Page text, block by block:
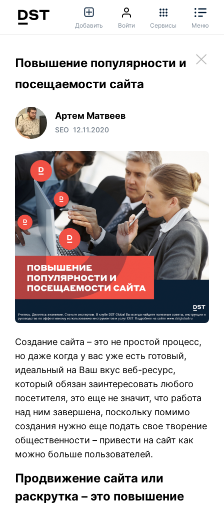
Добавить Войти Сервисы Меню
Повышение популярности и
посещаемости сайта
Артем Матвеев
SEO 12.11.2020
Создание сайта – это не простой процесс,
но даже когда у вас уже есть готовый,
идеальный на Ваш вкус веб-ресурс,
который обязан заинтересовать любого
посетителя, это еще не значит, что работа
над ним завершена, поскольку помимо
создания нужно еще подать свое творение
общественности – привести на сайт как
можно больше пользователей.
Продвижение сайта или
раскрутка – это повышение